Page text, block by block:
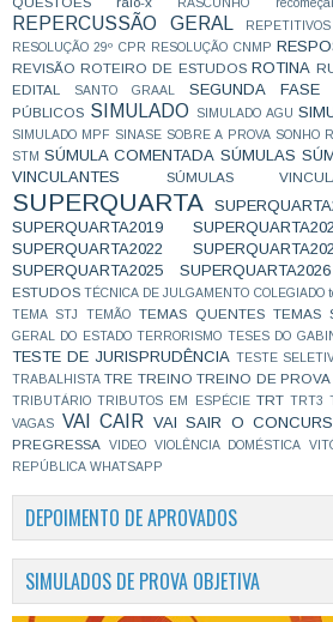
RASCUNHO
REPERCUSSÃO GERAL REPETITIVOS
RESOLUÇÃO 29º CPR
RESOLUÇÃO CNMP
REVISÃO ROTEIRO DE ESTUDOS ROTINA
EDITAL
SANTO GRAAL SEGUNDA FASE
PÚBLICOS SIMULADO SIMULADO AGU
SIMULADO MPF SINASE SOBRE A PROVA SONHO
STM SÚMULA COMENTADA SÚMULAS
VINCULANTES
SÚMULAS
SUPERQUARTA
SUPERQUARTA2019
SUPERQUARTA2022
SUPERQUARTA2025
SUPERQUARTA2026
ESTUDOS TÉCNICA DE JULGAMENTO COLEGIADO
TEMA STJ TEMÃO TEMAS QUENTES TEMAS
GERAL DO ESTADO TERRORISMO TESES DO
TESTE DE JURISPRUDÊNCIA TESTE
TRABALHISTA TRE TREINO TREINO DE PROVA
TRIBUTÁRIO TRIBUTOS EM ESPÉCIE TRT TRT3
VAGAS
VAI CAIR VAI SAIR O
PREGRESSA
VIDEO VIOLÊNCIA DOMÉSTICA
REPÚBLICA WHATSAPP
DEPOIMENTO DE APROVADOS
SIMULADOS DE PROVA OBJETIVA